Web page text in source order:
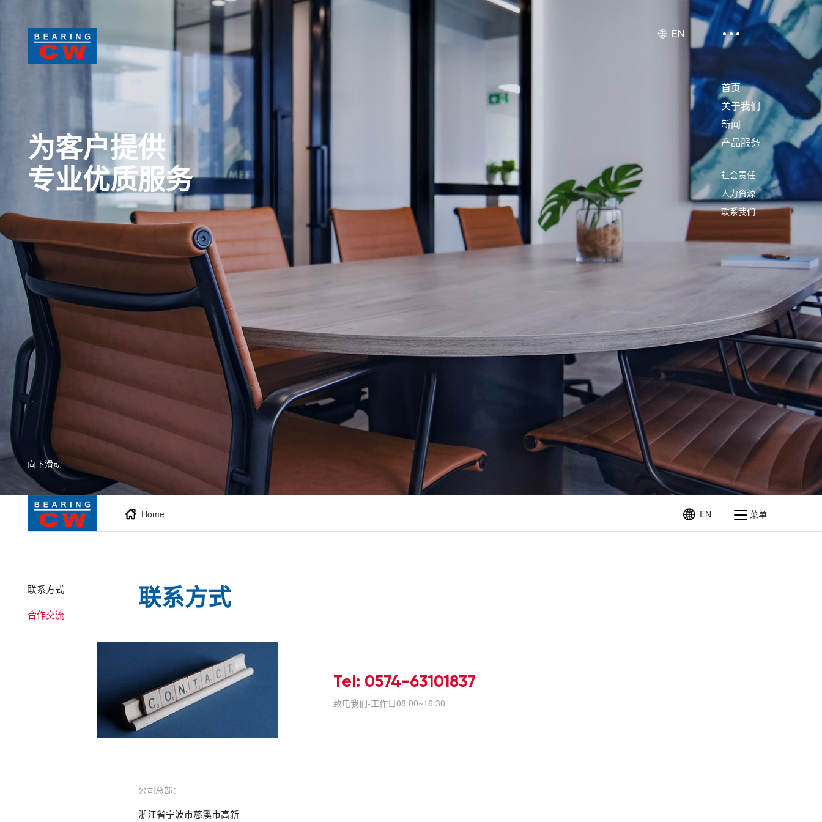
EN
首页
关于我们
新闻
产品服务
社会责任
人力资源
联系我们
为客户提供
专业优质服务
向下滑动
Home EN 菜单
联系方式
合作交流
联系方式
Tel: 0574-63101837
致电我们-工作日08:00~16:30
公司总部：
浙江省宁波市慈溪市高新